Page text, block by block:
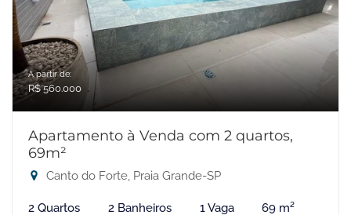
A partir de:
R$ 560.000
Apartamento à Venda com 2 quartos,
69m²
Canto do Forte, Praia Grande-SP
2 Quartos 2 Banheiros 1 Vaga 69 m²